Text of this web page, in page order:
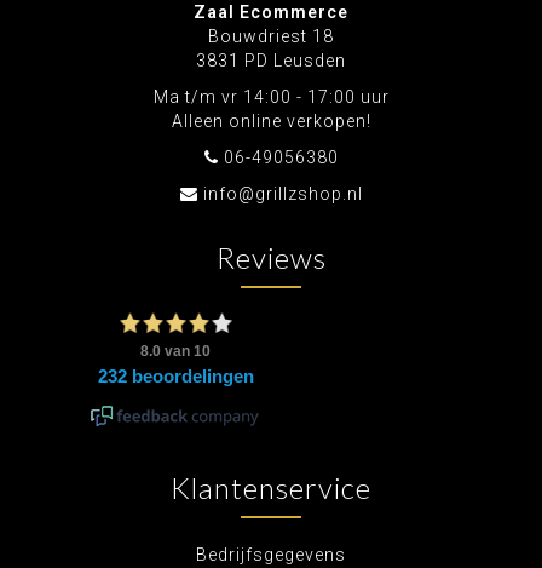
Zaal Ecommerce
Bouwdriest 18
3831 PD Leusden
Ma t/m vr 14:00 - 17:00 uur
Alleen online verkopen!
06-49056380
info@grillzshop.nl
Reviews
Klantenservice
Bedrijfsgegevens